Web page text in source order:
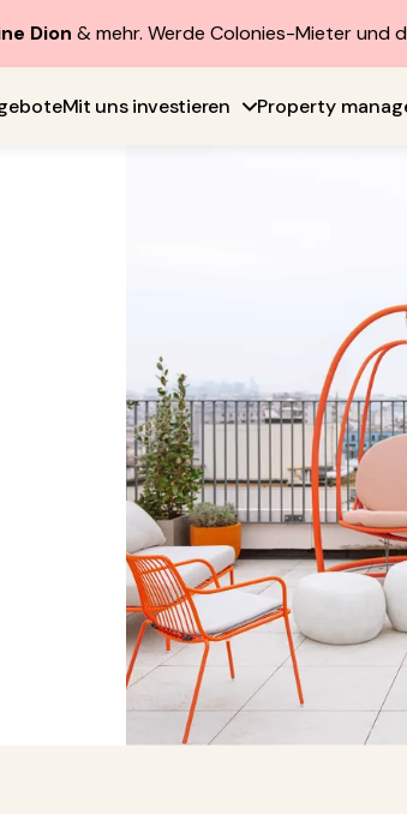
Dion & mehr. Werde Colonies-Mieter und
Mit uns investieren Property